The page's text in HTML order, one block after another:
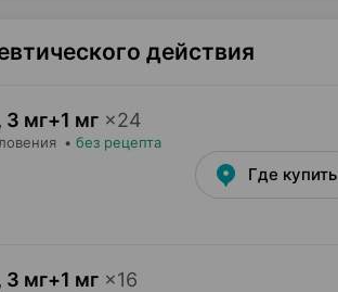
действия
, 3 мг+1 мг ×24
• без рецепта
Где купить
, 3 мг+1 мг ×16